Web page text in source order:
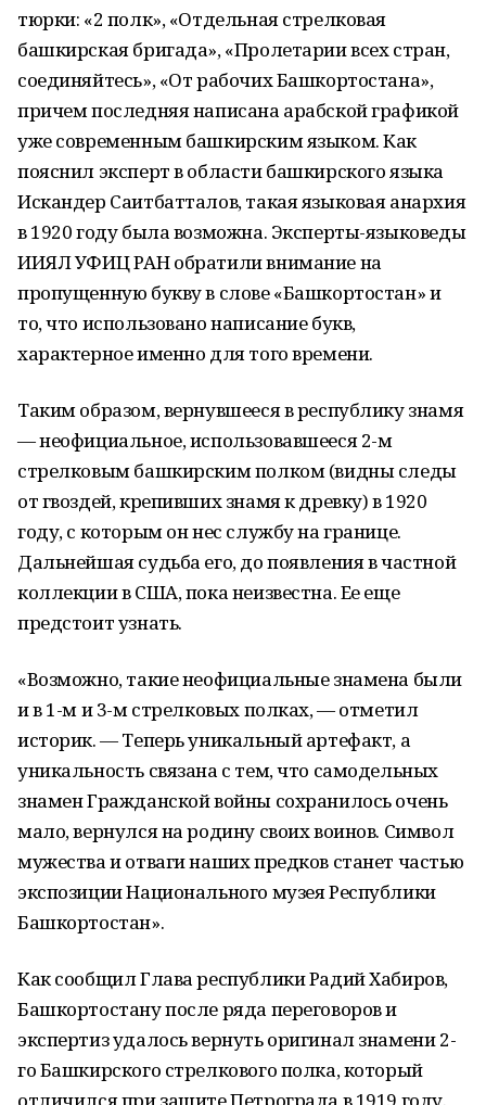
тюрки: «2 полк», «Отдельная стрелковая
башкирская бригада», «Пролетарии всех стран,
соединяйтесь», «От рабочих Башкортостана»,
причем последняя написана арабской графикой
уже современным башкирским языком. Как
пояснил эксперт в области башкирского языка
Искандер Саитбатталов, такая языковая анархия
в 1920 году была возможна. Эксперты-языковеды
ИИЯЛ УФИЦ РАН обратили внимание на
пропущенную букву в слове «Башкортостан» и
то, что использовано написание букв,
характерное именно для того времени.
Таким образом, вернувшееся в республику знамя
— неофициальное, использовавшееся 2-м
стрелковым башкирским полком (видны следы
от гвоздей, крепивших знамя к древку) в 1920
году, с которым он нес службу на границе.
Дальнейшая судьба его, до появления в частной
коллекции в США, пока неизвестна. Ее еще
предстоит узнать.
«Возможно, такие неофициальные знамена были
и в 1-м и 3-м стрелковых полках, — отметил
историк. — Теперь уникальный артефакт, а
уникальность связана с тем, что самодельных
знамен Гражданской войны сохранилось очень
мало, вернулся на родину своих воинов. Символ
мужества и отваги наших предков станет частью
экспозиции Национального музея Республики
Башкортостан».
Как сообщил Глава республики Радий Хабиров,
Башкортостану после ряда переговоров и
экспертиз удалось вернуть оригинал знамени 2-
го Башкирского стрелкового полка, который